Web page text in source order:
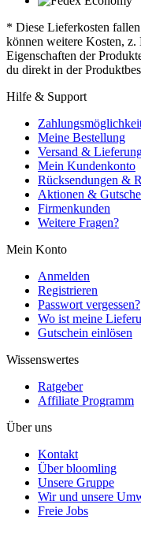
* Diese Lieferkosten
können weitere Kosten,
Eigenschaften der
du direkt in der
Hilfe & Support
Meine Bestellung
Versand &
Mein Kundenkonto
Rücksendungen &
Aktionen &
Firmenkunden
Weitere Fragen?
Mein Konto
Anmelden
Registrieren
Passwort vergessen?
Wo ist meine
Gutschein einlösen
Wissenswertes
Ratgeber
Affiliate Programm
Über uns
Kontakt
Über bloomling
Unsere Gruppe
Wir und unsere
Freie Jobs